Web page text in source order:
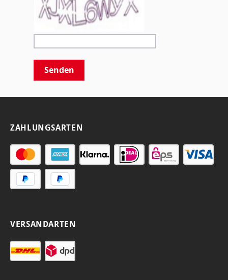
Senden
ZAHLUNGSARTEN
VERSANDARTEN